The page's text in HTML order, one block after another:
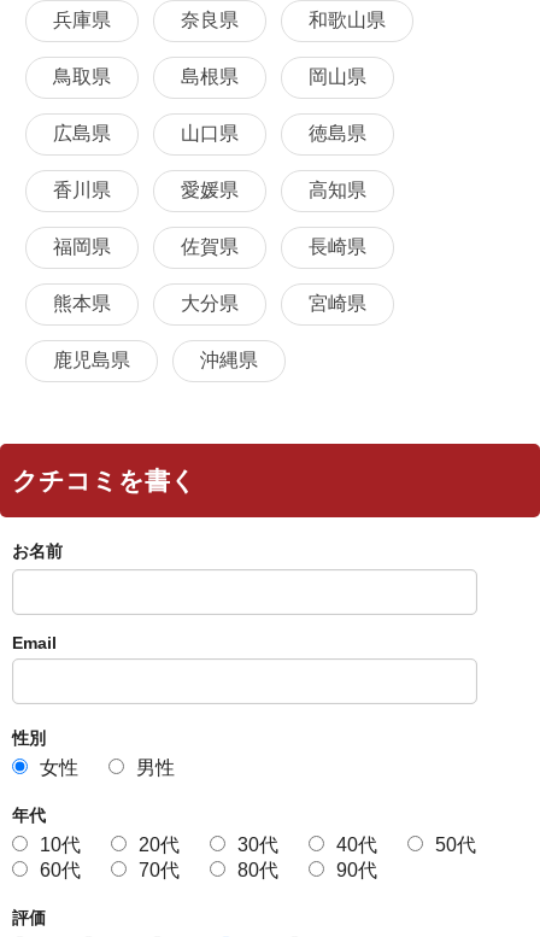
兵庫県 奈良県 和歌山県
鳥取県 島根県 岡山県
広島県 山口県 徳島県
香川県 愛媛県 高知県
福岡県 佐賀県 長崎県
熊本県 大分県 宮崎県
鹿児島県 沖縄県
クチコミを書く
お名前
Email
性別
女性 男性
年代
10代 20代 30代 40代
50代
60代
70代 80代 90代
評価